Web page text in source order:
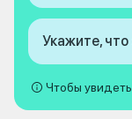
Укажите,
Чтобы